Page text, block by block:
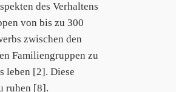
des Verhaltens
von bis zu 300
zwischen den
Familiengruppen zu
leben [2]. Diese
ruhen [8].